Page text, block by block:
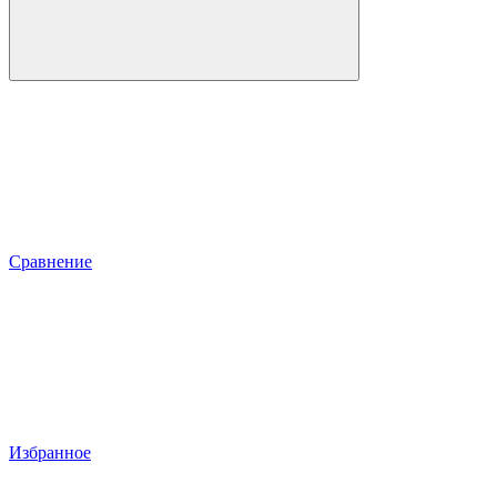
Сравнение
Избранное